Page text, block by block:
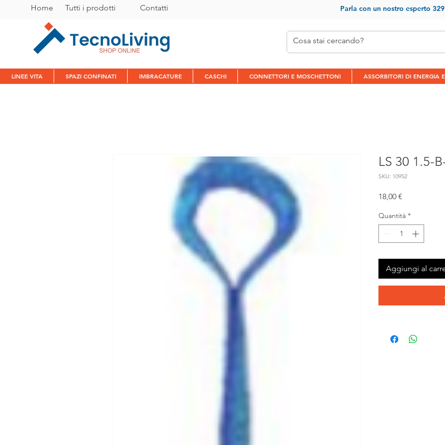
Home Tutti i prodotti Contatti Parla con un nostro esperto
LINEE VITA SPAZI CONFINATI IMBRACATURE CASCHI CONNETTORI E MOSCHETTONI ASSORBITORI DI ENERGIA
LS 30 1.5-
SKU: 10952
18,00 €
Quantità *
Aggiungi al